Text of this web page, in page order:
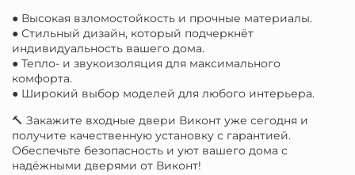
● Высокая взломостойкость и прочные материалы.
● Стильный дизайн, который подчеркнёт
индивидуальность вашего дома.
● Тепло- и звукоизоляция для максимального
комфорта.
● Широкий выбор моделей для любого интерьера.
🔨 Закажите входные двери Виконт уже сегодня и
получите качественную установку с гарантией.
Обеспечьте безопасность и уют вашего дома с
надёжными дверями от Виконт!